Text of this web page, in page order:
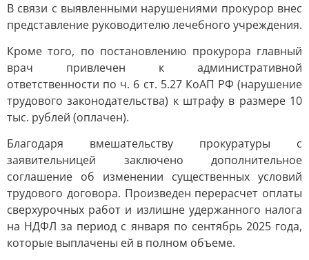
В связи с выявленными нарушениями прокурор внес
представление руководителю лечебного учреждения.
Кроме того, по постановлению прокурора главный
врач привлечен к административной
ответственности по ч. 6 ст. 5.27 КоАП РФ (нарушение
трудового законодательства) к штрафу в размере 10
тыс. рублей (оплачен).
Благодаря вмешательству прокуратуры с
заявительницей заключено дополнительное
соглашение об изменении существенных условий
трудового договора. Произведен перерасчет оплаты
сверхурочных работ и излишне удержанного налога
на НДФЛ за период с января по сентябрь 2025 года,
которые выплачены ей в полном объеме.